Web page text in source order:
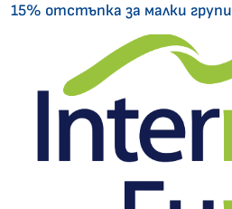
15% отстъпка за малки групи